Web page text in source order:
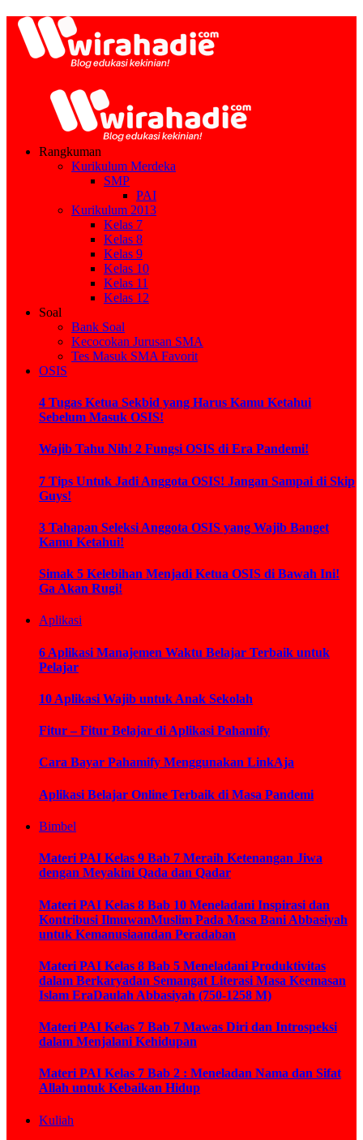
Rangkuman
Kurikulum Merdeka
SMP
PAI
Kurikulum 2013
Kelas 7
Kelas 8
Kelas 9
Kelas 10
Kelas 11
Kelas 12
Soal
Bank Soal
Kecocokan Jurusan SMA
Tes Masuk SMA Favorit
OSIS
4 Tugas Ketua Sekbid yang Harus Kamu Ketahui
Sebelum Masuk OSIS!
Wajib Tahu Nih! 2 Fungsi OSIS di Era Pandemi!
7 Tips Untuk Jadi Anggota OSIS! Jangan Sampai di Skip
Guys!
3 Tahapan Seleksi Anggota OSIS yang Wajib Banget
Kamu Ketahui!
Simak 5 Kelebihan Menjadi Ketua OSIS di Bawah Ini!
Ga Akan Rugi!
Aplikasi
6 Aplikasi Manajemen Waktu Belajar Terbaik untuk
Pelajar
10 Aplikasi Wajib untuk Anak Sekolah
Fitur – Fitur Belajar di Aplikasi Pahamify
Cara Bayar Pahamify Menggunakan LinkAja
Aplikasi Belajar Online Terbaik di Masa Pandemi
Bimbel
Materi PAI Kelas 9 Bab 7 Meraih Ketenangan Jiwa
dengan Meyakini Qada dan Qadar
Materi PAI Kelas 8 Bab 10 Meneladani Inspirasi dan
Kontribusi IlmuwanMuslim Pada Masa Bani Abbasiyah
untuk Kemanusiaandan Peradaban
Materi PAI Kelas 8 Bab 5 Meneladani Produktivitas
dalam Berkaryadan Semangat Literasi Masa Keemasan
Islam EraDaulah Abbasiyah (750-1258 M)
Materi PAI Kelas 7 Bab 7 Mawas Diri dan Introspeksi
dalam Menjalani Kehidupan
Materi PAI Kelas 7 Bab 2 : Meneladan Nama dan Sifat
Allah untuk Kebaikan Hidup
Kuliah